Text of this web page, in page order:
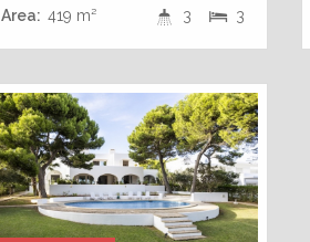
Area: 419 m² 3
3